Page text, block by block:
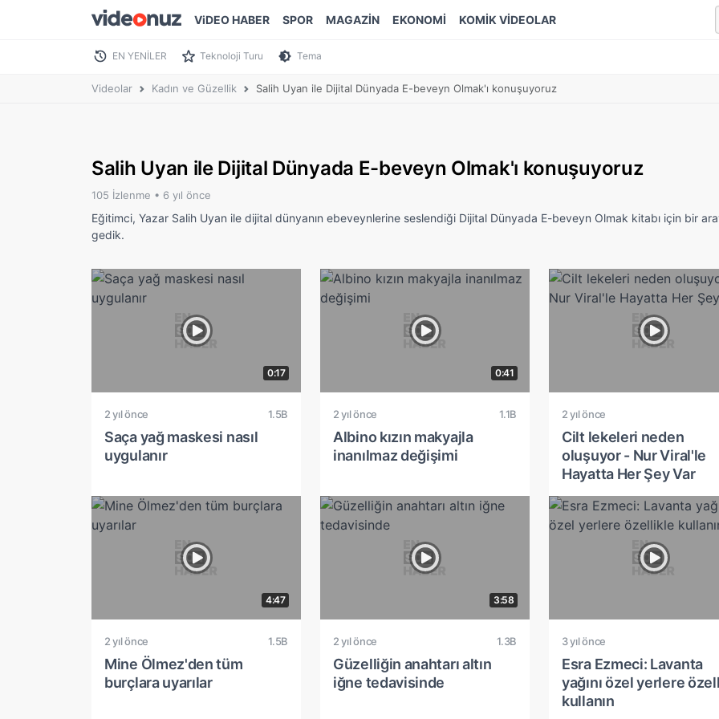
ViDEO HABER SPOR MAGAZİN EKONOMİ KOMİK VİDEOLAR
EN YENİLER Teknoloji Turu Tema
Videolar Kadın ve Güzellik Salih Uyan ile Dijital Dünyada E-beveyn Olmak'ı konuşuyoruz
Salih Uyan ile Dijital Dünyada E-beveyn Olmak'ı konuşuyoruz
105 İzlenme • 6 yıl önce
Eğitimci, Yazar Salih Uyan ile dijital dünyanın ebeveynlerine seslendiği Dijital Dünyada E-beveyn Olmak kitabı için bir
gedik.
0:17
2 yıl önce 1.5B
Saça yağ maskesi nasıl
uygulanır
0:41
2 yıl önce 1.1B
Albino kızın makyajla
inanılmaz değişimi
2 yıl önce
Cilt lekeleri neden
oluşuyor - Nur Viral'le
Hayatta Her Şey Var
4:47
2 yıl önce 1.5B
Mine Ölmez'den tüm
burçlara uyarılar
3:58
2 yıl önce 1.3B
Güzelliğin anahtarı altın
iğne tedavisinde
3 yıl önce
Esra Ezmeci: Lavanta
yağını özel yerlere
kullanın